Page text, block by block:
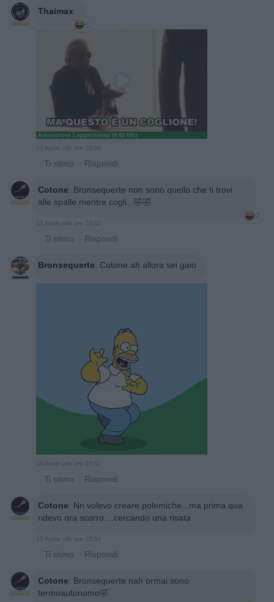
Thaimax:
1
Animazione Leggerissima (0.03 Mb)
13 Aprile alle ore 20:50
· Ti stimo · Rispondi
Cotone: Bronsequerte non sono quello che ti trovi
alle spalle.mentre cogli...🤣🤣
2
13 Aprile alle ore 20:50
· Ti stimo · Rispondi
Bronsequerte: Cotone ah allora sei gaio
13 Aprile alle ore 20:51
· Ti stimo · Rispondi
Cotone: Nn volevo creare polemiche...ma prima qua
ridevo ora scorro....cercando una risata
13 Aprile alle ore 20:54
· Ti stimo · Rispondi
Cotone: Bronsequerte nah ormai sono
termoautonomo🤣